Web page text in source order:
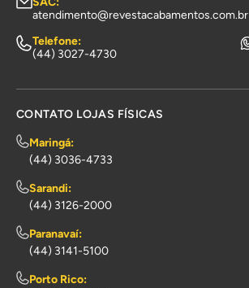
atendimento@revestacabamentos.com.br
Telefone:
(44) 3027-4730
CONTATO LOJAS FÍSICAS
Maringá:
(44) 3036-4733
Sarandi:
(44) 3126-2000
Paranavaí:
(44) 3141-5100
Porto Rico: